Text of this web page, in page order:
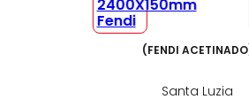
(FENDI ACETINADO
Santa Luzia